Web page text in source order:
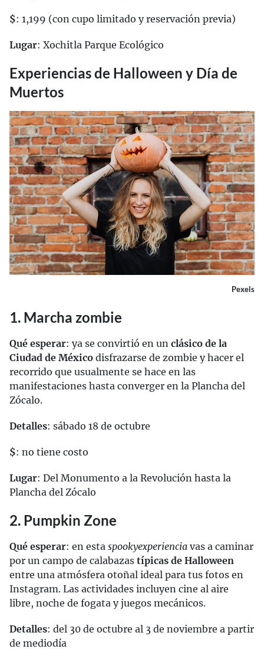
$: 1,199 (con cupo limitado y reservación previa)
Lugar: Xochitla Parque Ecológico
Experiencias de Halloween y Día de
Muertos
Pexels
1. Marcha zombie
Qué esperar: ya se convirtió en un clásico de la
Ciudad de México disfrazarse de zombie y hacer el
recorrido que usualmente se hace en las
manifestaciones hasta converger en la Plancha del
Zócalo.
Detalles: sábado 18 de octubre
$: no tiene costo
Lugar: Del Monumento a la Revolución hasta la
Plancha del Zócalo
2. Pumpkin Zone
Qué esperar: en esta spookyexperiencia vas a caminar
por un campo de calabazas típicas de Halloween
entre una atmósfera otoñal ideal para tus fotos en
Instagram. Las actividades incluyen cine al aire
libre, noche de fogata y juegos mecánicos.
Detalles: del 30 de octubre al 3 de noviembre a partir
de mediodía